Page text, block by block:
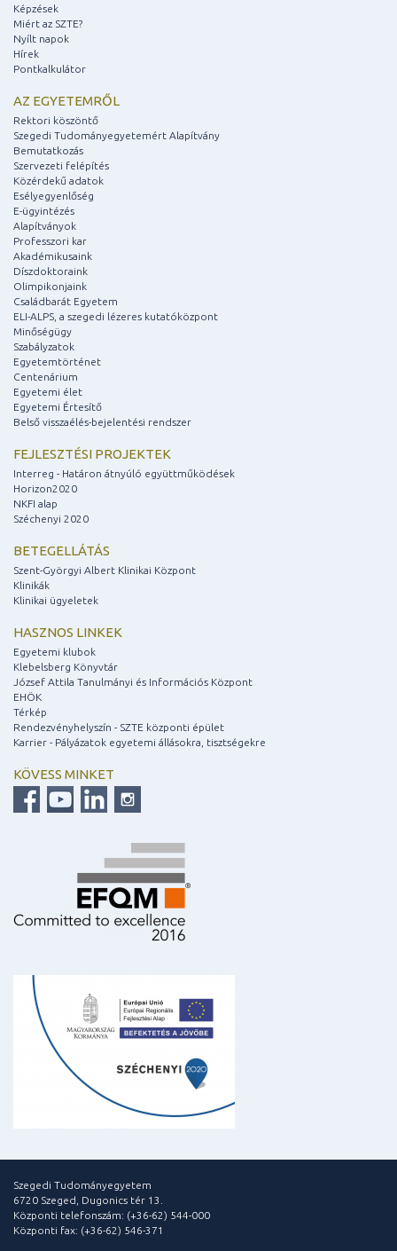
Képzések
Miért az SZTE?
Nyílt napok
Hírek
Pontkalkulátor
AZ EGYETEMRŐL
Rektori köszöntő
Szegedi Tudományegyetemért Alapítvány
Bemutatkozás
Szervezeti felépítés
Közérdekű adatok
Esélyegyenlőség
E-ügyintézés
Alapítványok
Professzori kar
Akadémikusaink
Díszdoktoraink
Olimpikonjaink
Családbarát Egyetem
ELI-ALPS, a szegedi lézeres kutatóközpont
Minőségügy
Szabályzatok
Egyetemtörténet
Centenárium
Egyetemi élet
Egyetemi Értesítő
Belső visszaélés-bejelentési rendszer
FEJLESZTÉSI PROJEKTEK
Interreg - Határon átnyúló együttműködések
Horizon2020
NKFI alap
Széchenyi 2020
BETEGELLÁTÁS
Szent-Györgyi Albert Klinikai Központ
Klinikák
Klinikai ügyeletek
HASZNOS LINKEK
Egyetemi klubok
Klebelsberg Könyvtár
József Attila Tanulmányi és Információs Központ
EHÖK
Térkép
Rendezvényhelyszín - SZTE központi épület
Karrier - Pályázatok egyetemi állásokra, tisztségekre
KÖVESS MINKET
Szegedi Tudományegyetem
6720 Szeged, Dugonics tér 13.
Központi telefonszám: (+36-62) 544-000
Központi fax: (+36-62) 546-371